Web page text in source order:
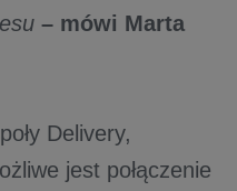
– mówi Marta
Delivery,
jest połączenie